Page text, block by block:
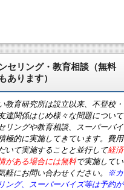
セリング・教育相談（無料
あります）
教育研究所は設立以来、不登校・
達関係はじめ様々な問題について
リングや教育相談、スーパーバイ
極的に実施してきています。費用
いて実施することと並行して経済
がある場合には無料で実施してい
軽にお問い合わせください。
※カ
ング、スーパーバイズ等は予約が